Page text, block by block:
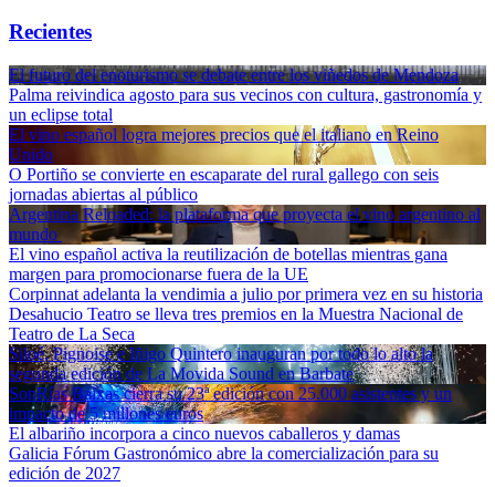
Recientes
El futuro del enoturismo se debate entre los viñedos de Mendoza
Palma reivindica agosto para sus vecinos con cultura, gastronomía y
un eclipse total
El vino español logra mejores precios que el italiano en Reino
Unido
O Portiño se convierte en escaparate del rural gallego con seis
jornadas abiertas al público
Argentina Reloaded: la plataforma que proyecta el vino argentino al
mundo
El vino español activa la reutilización de botellas mientras gana
margen para promocionarse fuera de la UE
Corpinnat adelanta la vendimia a julio por primera vez en su historia
Desahucio Teatro se lleva tres premios en la Muestra Nacional de
Teatro de La Seca
Siloé, Pignoise e Iñigo Quintero inauguran por todo lo alto la
segunda edición de La Movida Sound en Barbate
SonRías Baixas cierra su 23ª edición con 25.000 asistentes y un
impacto de 5 millones euros
El albariño incorpora a cinco nuevos caballeros y damas
Galicia Fórum Gastronómico abre la comercialización para su
edición de 2027